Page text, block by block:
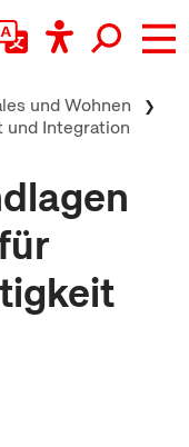
und Wohnen
und Integration